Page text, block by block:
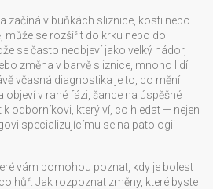
začíná v buňkách sliznice, kosti nebo
může se rozšířit do krku nebo do
se často neobjeví jako velký nádor,
změna v barvě sliznice, mnoho lidí
včasná diagnostika je to, co mění
objeví v rané fázi, šance na úspěšné
k odborníkovi, který ví, co hledat — nejen
specializujícímu se na patologii
vám pomohou poznat, kdy je bolest
hůř. Jak rozpoznat změny, které byste